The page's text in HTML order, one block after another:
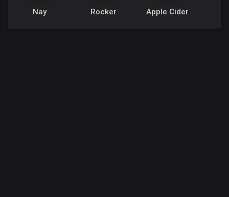
Nay Rocker Apple Cider